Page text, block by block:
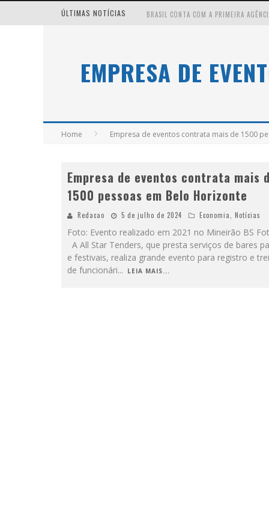
ÚLTIMAS NOTÍCIAS
EMPRESA DE
Home Empresa de eventos contrata mais de 1500
Empresa de eventos contrata mais
1500 pessoas em Belo Horizonte
Redacao 5 de julho de 2024 Economia Notícias
Foto: Evento realizado em 2021 no Mineirão BS
A All Star Tenders, que presta serviços de bares
e festivais, realiza grande evento para registro e
de funcionári... LEIA MAIS...